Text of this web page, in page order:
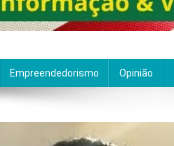
Empreendedorismo Opinião